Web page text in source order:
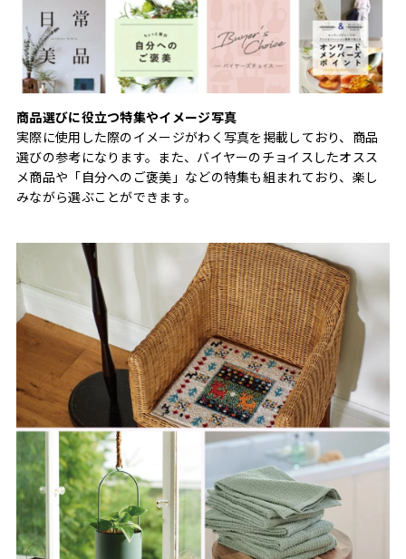
商品選びに役立つ特集やイメージ写真
実際に使用した際のイメージがわく写真を掲載しており、商品
選びの参考になります。また、バイヤーのチョイスしたオスス
メ商品や「自分へのご褒美」などの特集も組まれており、楽し
みながら選ぶことができます。